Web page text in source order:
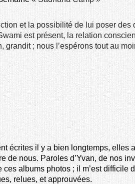
et la possibilité de lui poser des
est présent, la relation
grandit ; nous l’espérons tout au
écrites il y a bien longtemps, elles
de nous. Paroles d’Yvan, de nos
albums photos ; il m’est difficile
relues, et approuvées.